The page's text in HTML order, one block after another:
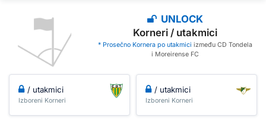
UNLOCK
Korneri / utakmici
* Prosečno Kornera po utakmiciizmeđu CD Tondela
i Moreirense FC
/ utakmici
Izboreni Korneri
/ utakmici
Izboreni Korneri